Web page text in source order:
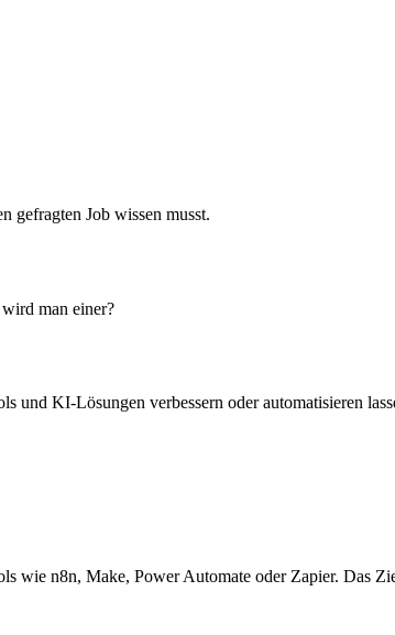
gefragten Job wissen musst.
man einer?
und KI-Lösungen verbessern oder automatisieren
wie n8n, Make, Power Automate oder Zapier. Das